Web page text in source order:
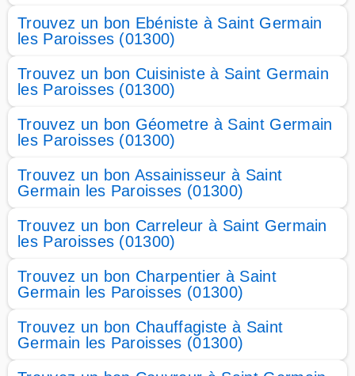
Trouvez un bon Ebéniste à Saint Germain
les Paroisses (01300)
Trouvez un bon Cuisiniste à Saint Germain
les Paroisses (01300)
Trouvez un bon Géometre à Saint Germain
les Paroisses (01300)
Trouvez un bon Assainisseur à Saint
Germain les Paroisses (01300)
Trouvez un bon Carreleur à Saint Germain
les Paroisses (01300)
Trouvez un bon Charpentier à Saint
Germain les Paroisses (01300)
Trouvez un bon Chauffagiste à Saint
Germain les Paroisses (01300)